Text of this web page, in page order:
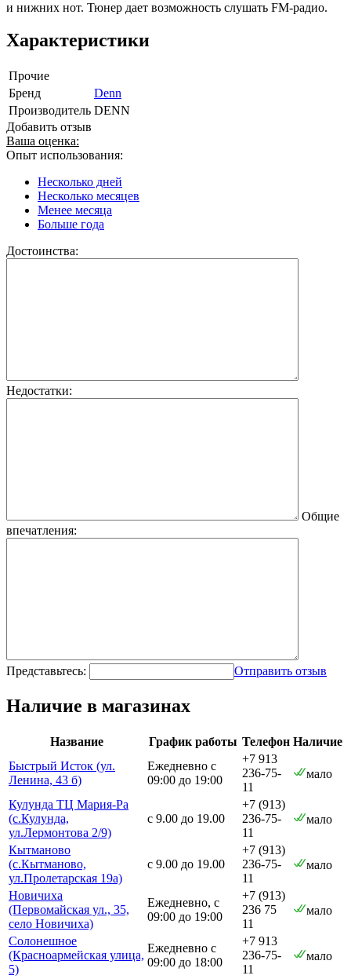
и нижних нот. Тюнер дает возможность слушать FM-радио.
Характеристики
Прочие
Бренд
Denn
Производитель DENN
Добавить отзыв
Ваша оценка:
Опыт использования:
Несколько дней
Несколько месяцев
Менее месяца
Больше года
Достоинства:
Недостатки:
Общие
впечатления:
Представьтесь: Отправить отзыв
Наличие в магазинах
Название График работы Телефон Наличие
Быстрый Исток (ул.
Ленина, 43 б)
Ежедневно с
09:00 до 19:00
+7 913
236-75-
11
мало
Кулунда ТЦ Мария-Ра
(с.Кулунда,
ул.Лермонтова 2/9)
с 9.00 до 19.00
+7 (913)
236-75-
11
мало
Кытманово
(с.Кытманово,
ул.Пролетарская 19а)
с 9.00 до 19.00
+7 (913)
236-75-
11
мало
Новичиха
(Первомайская ул., 35,
село Новичиха)
Ежедневно, с
09:00 до 19:00
+7 (913)
236 75
11
мало
Солонешное
(Красноармейская улица,
5)
Ежедневно с
09:00 до 18:00
+7 913
236-75-
11
мало